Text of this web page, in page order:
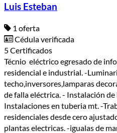
Luis Esteban
1 oferta
Cédula verificada
5 Certificados
Técnio eléctrico egresado de
residencial e industrial. -
techo,inversores,lamparas
de falla eléctrica. - Instalación de
Instalaciones en tuberia mt. -
residenciales desde cero
plantas electricas. -igualas de